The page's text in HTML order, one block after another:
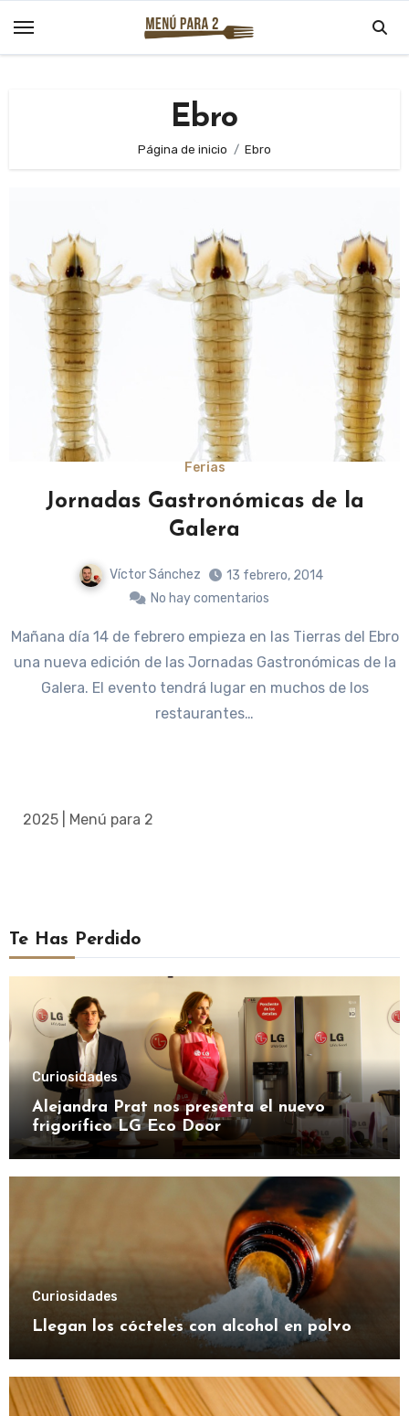
Ebro
Página de inicio Ebro
Ferias
Jornadas Gastronómicas de la
Galera
Víctor Sánchez
13 febrero, 2014
No hay comentarios
Mañana día 14 de febrero empieza en las Tierras del Ebro
una nueva edición de las Jornadas Gastronómicas de la
Galera. El evento tendrá lugar en muchos de los
restaurantes…
2025 | Menú para 2
Te Has Perdido
Curiosidades
Alejandra Prat nos presenta el nuevo
frigorífico LG Eco Door
Curiosidades
Llegan los cócteles con alcohol en polvo